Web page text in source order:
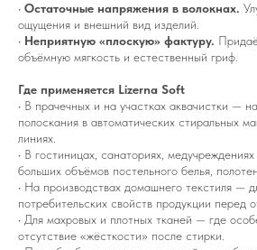
• Остаточные напряжения в волокнах.
ощущения и внешний вид изделий.
• Неприятную «плоскую» фактуру.
объёмную мягкость и естественный гриф.
Где применяется Lizerna Soft
• В прачечных и на участках аквачистки —
полоскания в автоматических стиральных
линиях.
• В гостиницах, санаториях,
больших объёмов постельного белья,
• На производствах домашнего текстиля —
потребительских свойств продукции перед
• Для махровых и плотных тканей — где
отсутствие «жёсткости» после стирки.